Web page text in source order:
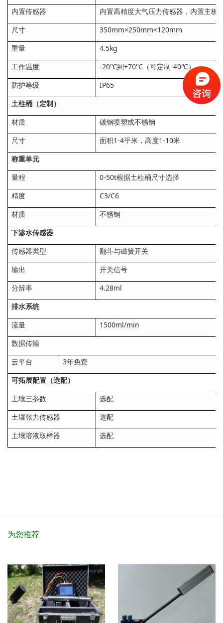
内置传感器
内置高精度大气压力传感器，内置主板
尺寸
350mm×250mm×120mm
重量
4.5kg
工作温度
-20℃到+70℃（可定制-40℃）
防护等级
IP65
土柱桶（定制）
材质
碳钢喷塑或不锈钢
尺寸
面积1-4平米，高度1-10米
称重单元
量程
0-50t根据土柱桶尺寸选择
精度
C3/C6
材质
不锈钢
下渗水传感器
传感器类型
翻斗与磁簧开关
输出
开关信号
分辨率
4.28ml
排水系统
流量
1500ml/min
数据传输
云平台
3年免费
可拓展配置（选配）
土壤三参数
选配
土壤张力传感器
选配
土壤溶液取样器
选配
为您推荐